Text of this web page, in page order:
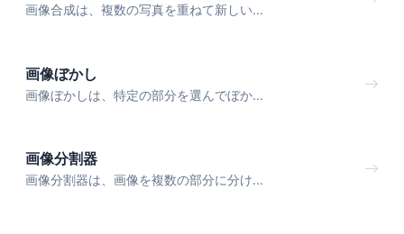
画像合成は、複数の写真を重ねて新しい...
画像ぼかし
画像ぼかしは、特定の部分を選んでぼか...
画像分割器
画像分割器は、画像を複数の部分に分け...